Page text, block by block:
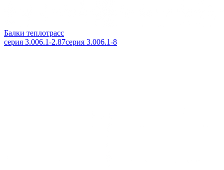
Балки теплотрасс
серия 3.006.1-2.87серия 3.006.1-8